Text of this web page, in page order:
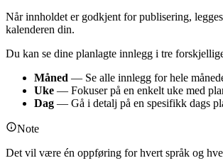
Når innholdet er godkjent for publisering,
kalenderen din.
Du kan se dine planlagte innlegg i tre
Måned — Se alle innlegg for hele
Uke — Fokuser på en enkelt uke med
Dag — Gå i detalj på en spesifikk dags
Note
Det vil være én oppføring for hvert språk og